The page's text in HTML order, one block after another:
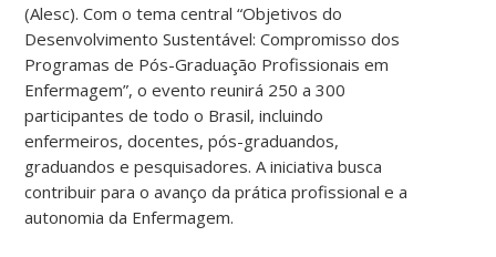
(Alesc). Com o tema central “Objetivos do
Desenvolvimento Sustentável: Compromisso dos
Programas de Pós-Graduação Profissionais em
Enfermagem”, o evento reunirá 250 a 300
participantes de todo o Brasil, incluindo
enfermeiros, docentes, pós-graduandos,
graduandos e pesquisadores. A iniciativa busca
contribuir para o avanço da prática profissional e a
autonomia da Enfermagem.